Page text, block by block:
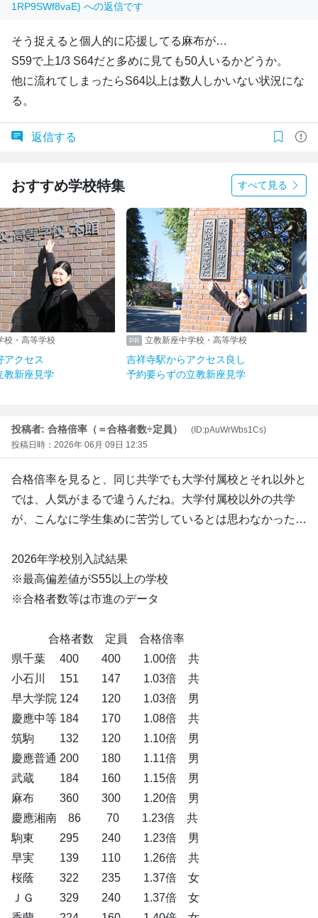
1RP9SWf8vaE) への返信です
そう捉えると個人的に応援してる麻布が…
S59で上1/3 S64だと多めに見ても50人いるかどうか。
他に流れてしまったらS64以上は数人しかいない状況にな
る。
返信する
おすすめ学校特集 すべて見る
校・高等学校
アクセス
教新座見学
立教新座中学校・高等学校
吉祥寺駅からアクセス良し
予約要らずの立教新座見学
投稿者: 合格倍率（＝合格者数÷定員）
(ID:pAuWrWbs1Cs)
投稿日時：2026年 06月 09日 12:35
合格倍率を見ると、同じ共学でも大学付属校とそれ以外と
では、人気がまるで違うんだね。大学付属校以外の共学
が、こんなに学生集めに苦労しているとは思わなかった…
2026年学校別入試結果
※最高偏差値がS55以上の学校
※合格者数等は市進のデータ
合格者数 定員 合格倍率
県千葉 400 400 1.00倍 共
小石川 151 147 1.03倍 共
早大学院 124 120 1.03倍 男
慶應中等 184 170 1.08倍 共
筑駒 132 120 1.10倍 男
慶應普通 200 180 1.11倍 男
武蔵 184 160 1.15倍 男
麻布 360 300 1.20倍 男
慶應湘南 86 70 1.23倍 共
駒東 295 240 1.23倍 男
早実 139 110 1.26倍 共
桜蔭 322 235 1.37倍 女
ＪＧ 329 240 1.37倍 女